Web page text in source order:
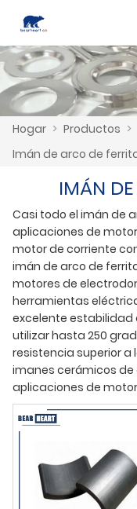
Hogar > Productos >
Imán de arco de
IMÁN
Casi todo el imán de
aplicaciones de
motor de corriente
imán de arco de
motores de
herramientas
excelente
utilizar hasta 250
resistencia superior a
imanes cerámicos
aplicaciones de